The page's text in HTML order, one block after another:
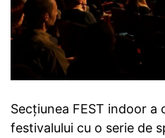
Secțiunea FEST indoor
festivalului cu o serie de